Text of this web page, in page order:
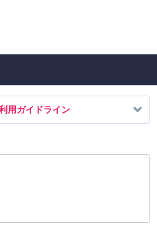
用ガイドライン
ってはコメント削除や書き込み制